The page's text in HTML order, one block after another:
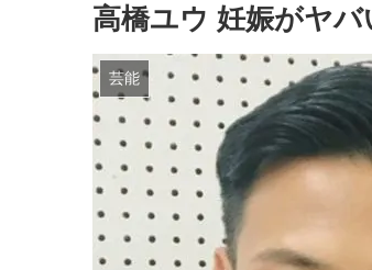
高橋ユウ 妊娠がヤ
芸能